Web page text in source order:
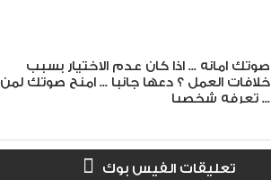
صوتك امانه ... اذا كان عدم الاختيار بسبب
خلافات العمل ؟ دعها جانبا ... امنح صوتك لمن
تعرفه شخصيا ...
تعليقات الفيس بوك